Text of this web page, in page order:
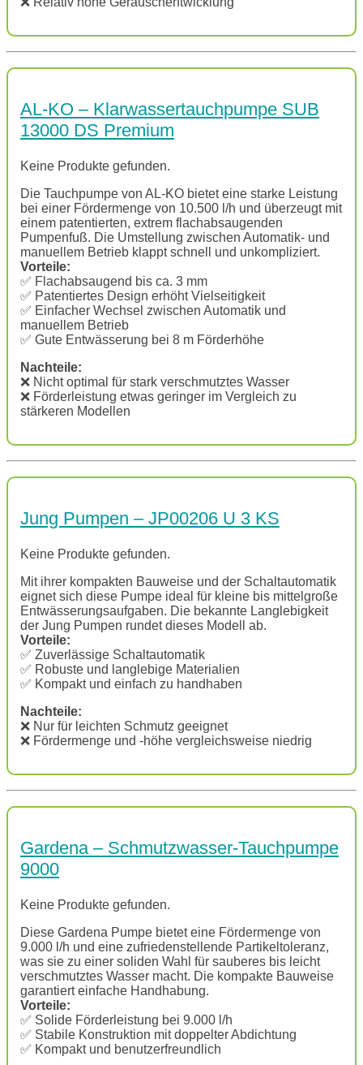
AL-KO – Klarwassertauchpumpe SUB
13000 DS Premium
Keine Produkte gefunden.
Die Tauchpumpe von AL-KO bietet eine starke Leistung
bei einer Fördermenge von 10.500 l/h und überzeugt mit
einem patentierten, extrem flachabsaugenden
Pumpenfuß. Die Umstellung zwischen Automatik- und
manuellem Betrieb klappt schnell und unkompliziert.
Vorteile:
✅ Flachabsaugend bis ca. 3 mm
✅ Patentiertes Design erhöht Vielseitigkeit
✅ Einfacher Wechsel zwischen Automatik und
manuellem Betrieb
✅ Gute Entwässerung bei 8 m Förderhöhe
Nachteile:
❌ Nicht optimal für stark verschmutztes Wasser
❌ Förderleistung etwas geringer im Vergleich zu
stärkeren Modellen
Jung Pumpen – JP00206 U 3 KS
Keine Produkte gefunden.
Mit ihrer kompakten Bauweise und der Schaltautomatik
eignet sich diese Pumpe ideal für kleine bis mittelgroße
Entwässerungsaufgaben. Die bekannte Langlebigkeit
der Jung Pumpen rundet dieses Modell ab.
Vorteile:
✅ Zuverlässige Schaltautomatik
✅ Robuste und langlebige Materialien
✅ Kompakt und einfach zu handhaben
Nachteile:
❌ Nur für leichten Schmutz geeignet
❌ Fördermenge und -höhe vergleichsweise niedrig
Gardena – Schmutzwasser-Tauchpumpe
9000
Keine Produkte gefunden.
Diese Gardena Pumpe bietet eine Fördermenge von
9.000 l/h und eine zufriedenstellende Partikeltoleranz,
was sie zu einer soliden Wahl für sauberes bis leicht
verschmutztes Wasser macht. Die kompakte Bauweise
garantiert einfache Handhabung.
Vorteile:
✅ Solide Förderleistung bei 9.000 l/h
✅ Stabile Konstruktion mit doppelter Abdichtung
✅ Kompakt und benutzerfreundlich